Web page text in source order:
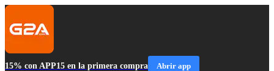
15% con APP15 en la primera compra Abrir app